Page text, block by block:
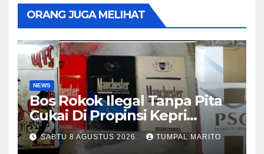
ORANG JUGA MELIHAT
NEWS
Bos Rokok Ilegal Tanpa Pita
Cukai Di Propinsi Kepri
Semakin Marak
SABTU 8 AGUSTUS 2026 TUMPAL MARITO